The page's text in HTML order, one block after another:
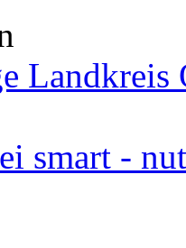
Landkreis
smart -